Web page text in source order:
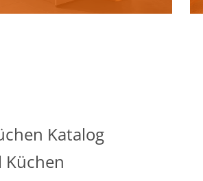
Katalog
Küchen